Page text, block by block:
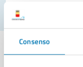
Consenso